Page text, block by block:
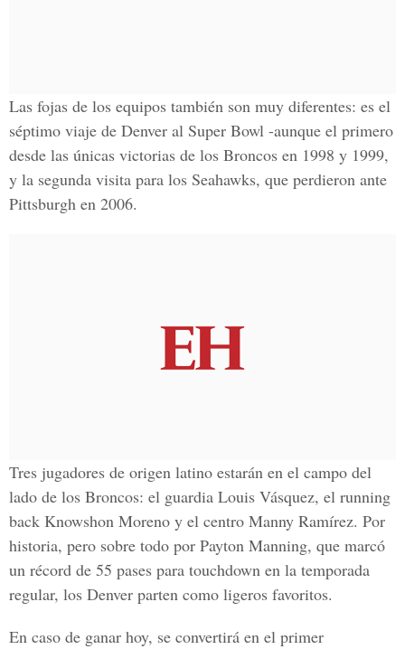
Las fojas de los equipos también son muy diferentes: es el
séptimo viaje de Denver al Super Bowl -aunque el primero
desde las únicas victorias de los Broncos en 1998 y 1999,
y la segunda visita para los Seahawks, que perdieron ante
Pittsburgh en 2006.
Tres jugadores de origen latino estarán en el campo del
lado de los Broncos: el guardia Louis Vásquez, el running
back Knowshon Moreno y el centro Manny Ramírez. Por
historia, pero sobre todo por Payton Manning, que marcó
un récord de 55 pases para touchdown en la temporada
regular, los Denver parten como ligeros favoritos.
En caso de ganar hoy, se convertirá en el primer